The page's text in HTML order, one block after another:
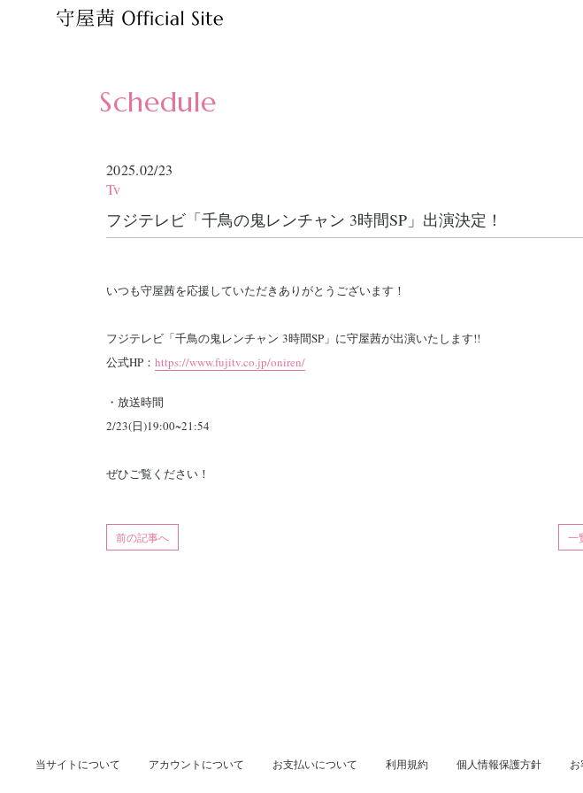
Schedule
2025.02/23
Tv
フジテレビ「千鳥の鬼レンチャン 3時間SP」出演決定！
いつも守屋茜を応援していただきありがとうございます！
フジテレビ「千鳥の鬼レンチャン 3時間SP」に守屋茜が出演いたします!!
公式HP： https://www.fujitv.co.jp/oniren/
・放送時間
2/23(日)19:00~21:54
ぜひご覧ください！
一
前の記事へ
当サイトについて アカウントについて お支払いについて 利用規約 個人情報保護方針